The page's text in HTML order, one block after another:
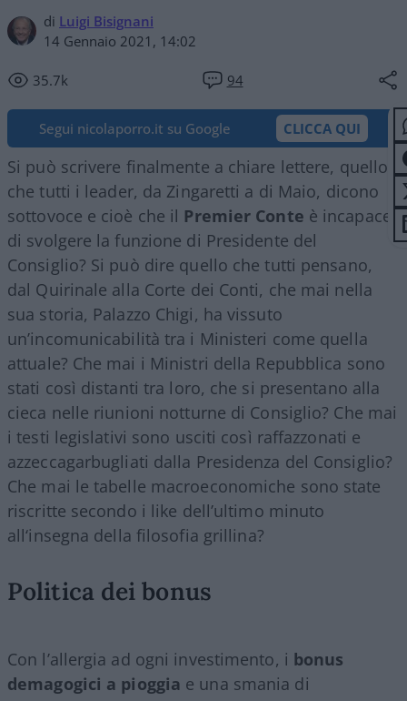
di Luigi Bisignani
14 Gennaio 2021, 14:02
35.7k 94
Segui nicolaporro.it su Google CLICCA QUI
Si può scrivere finalmente a chiare lettere, quello
che tutti i leader, da Zingaretti a di Maio, dicono
sottovoce e cioè che il Premier Conte è incapace
di svolgere la funzione di Presidente del
Consiglio? Si può dire quello che tutti pensano,
dal Quirinale alla Corte dei Conti, che mai nella
sua storia, Palazzo Chigi, ha vissuto
un’incomunicabilità tra i Ministeri come quella
attuale? Che mai i Ministri della Repubblica sono
stati così distanti tra loro, che si presentano alla
cieca nelle riunioni notturne di Consiglio? Che mai
i testi legislativi sono usciti così raffazzonati e
azzeccagarbugliati dalla Presidenza del Consiglio?
Che mai le tabelle macroeconomiche sono state
riscritte secondo i like dell’ultimo minuto
all‘insegna della filosofia grillina?
Politica dei bonus
Con l’allergia ad ogni investimento, i bonus
demagogici a pioggia e una smania di